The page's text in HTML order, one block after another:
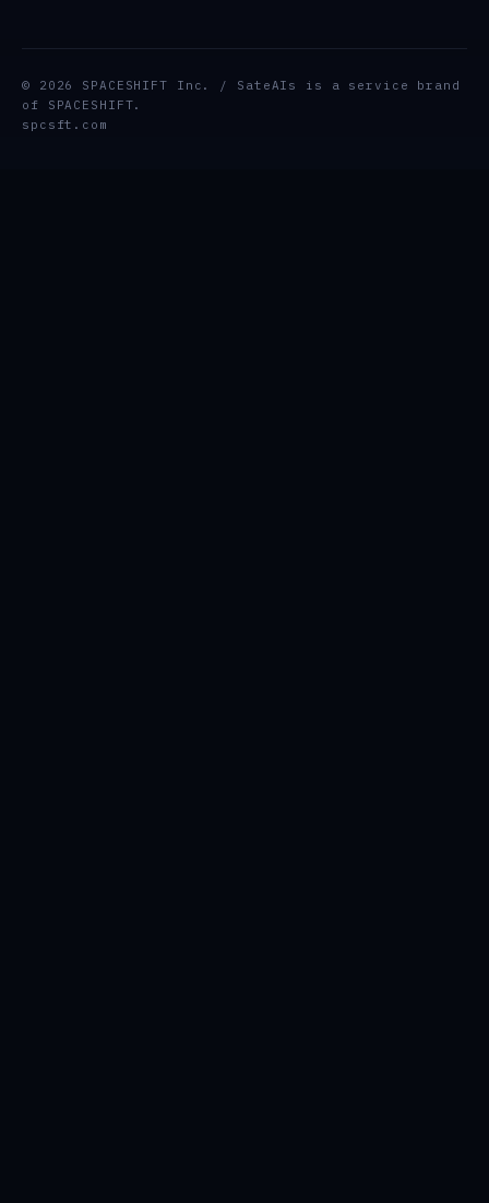
© 2026 SPACESHIFT Inc. / SateAIs is a service brand
of SPACESHIFT.
spcsft.com